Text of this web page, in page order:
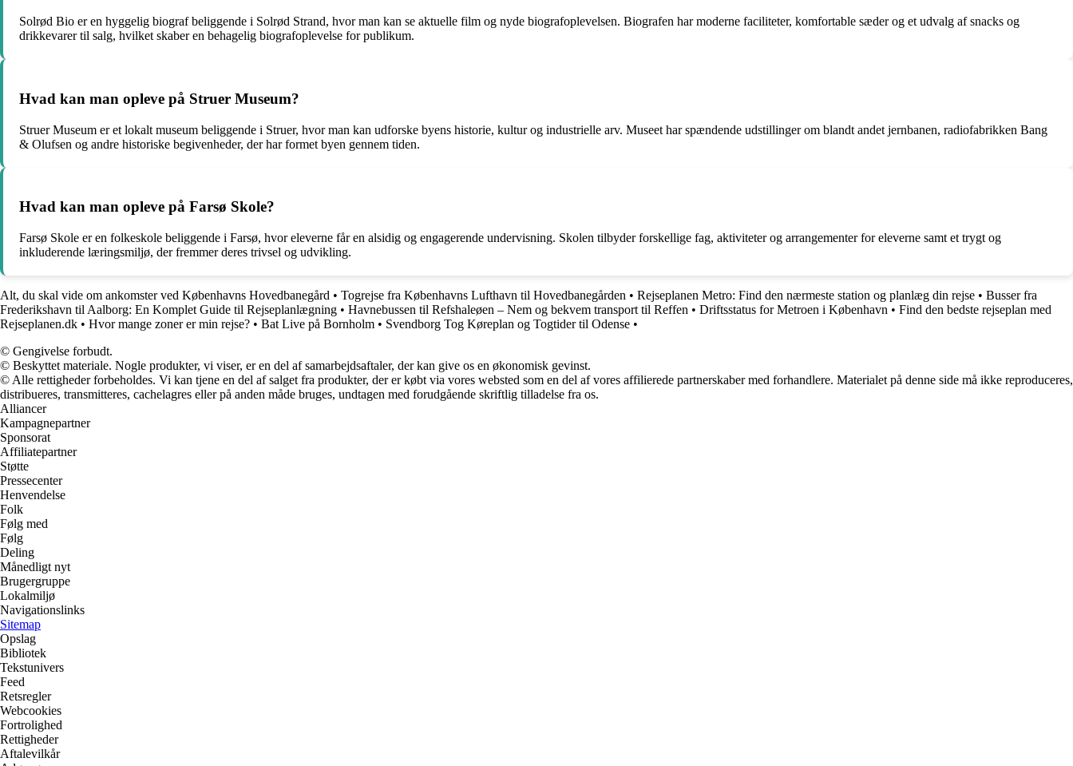
Solrød Bio er en hyggelig biograf beliggende i Solrød Strand, hvor man kan se aktuelle film og nyde biografoplevelsen. Biografen har moderne faciliteter, komfortable sæder og et udvalg af snacks og
drikkevarer til salg, hvilket skaber en behagelig biografoplevelse for publikum.
Hvad kan man opleve på Struer Museum?
Struer Museum er et lokalt museum beliggende i Struer, hvor man kan udforske byens historie, kultur og industrielle arv. Museet har spændende udstillinger om blandt andet jernbanen, radiofabrikken Bang
& Olufsen og andre historiske begivenheder, der har formet byen gennem tiden.
Hvad kan man opleve på Farsø Skole?
Farsø Skole er en folkeskole beliggende i Farsø, hvor eleverne får en alsidig og engagerende undervisning. Skolen tilbyder forskellige fag, aktiviteter og arrangementer for eleverne samt et trygt og
inkluderende læringsmiljø, der fremmer deres trivsel og udvikling.
Alt, du skal vide om ankomster ved Københavns Hovedbanegård • Togrejse fra Københavns Lufthavn til Hovedbanegården • Rejseplanen Metro: Find den nærmeste station og planlæg din rejse • Busser fra
Frederikshavn til Aalborg: En Komplet Guide til Rejseplanlægning • Havnebussen til Refshaleøen – Nem og bekvem transport til Reffen • Driftsstatus for Metroen i København • Find den bedste rejseplan med
Rejseplanen.dk • Hvor mange zoner er min rejse? • Bat Live på Bornholm • Svendborg Tog Køreplan og Togtider til Odense •
© Gengivelse forbudt.
© Beskyttet materiale. Nogle produkter, vi viser, er en del af samarbejdsaftaler, der kan give os en økonomisk gevinst.
© Alle rettigheder forbeholdes. Vi kan tjene en del af salget fra produkter, der er købt via vores websted som en del af vores affilierede partnerskaber med forhandlere. Materialet på denne side må ikke reproduceres,
distribueres, transmitteres, cachelagres eller på anden måde bruges, undtagen med forudgående skriftlig tilladelse fra os.
Alliancer
Kampagnepartner
Sponsorat
Affiliatepartner
Støtte
Pressecenter
Henvendelse
Folk
Følg med
Følg
Deling
Månedligt nyt
Brugergruppe
Lokalmiljø
Navigationslinks
Sitemap
Opslag
Bibliotek
Tekstunivers
Feed
Retsregler
Webcookies
Fortrolighed
Rettigheder
Aftalevilkår